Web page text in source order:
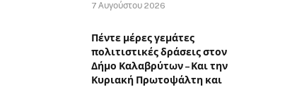
7 Αυγούστου 2026
Πέντε μέρες γεμάτες
πολιτιστικές δράσεις στον
Δήμο Καλαβρύτων – Και την
Κυριακή Πρωτοψάλτη και